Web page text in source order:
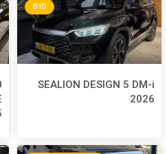
BYD
MERCEDES BENZ
MERCEDES CLE180
COUPE SPORT AMG LINE